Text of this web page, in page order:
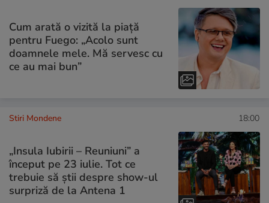
Cum arată o vizită la piață
pentru Fuego: „Acolo sunt
doamnele mele. Mă servesc cu
ce au mai bun”
Stiri Mondene 18:00
„Insula Iubirii – Reuniuni” a
început pe 23 iulie. Tot ce
trebuie să știi despre show-ul
surpriză de la Antena 1